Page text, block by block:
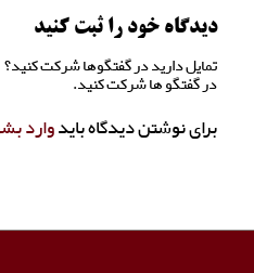
دیدگاه خود را ثبت کنید
تمایل دارید در گفتگوها شرکت کنید؟
در گفتگو ها شرکت کنید.
برای نوشتن دیدگاه بایدوارد